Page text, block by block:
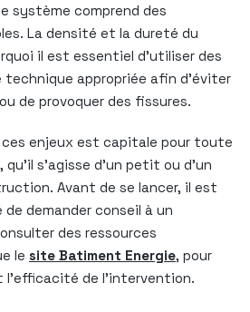
système comprend des
La densité et la dureté du
il est essentiel d’utiliser des
appropriée afin d’éviter
de provoquer des fissures.
ces enjeux est capitale pour toute
s’agisse d’un petit ou d’un
Avant de se lancer, il est
demander conseil à un
des ressources
le site Batiment Energie, pour
de l’intervention.